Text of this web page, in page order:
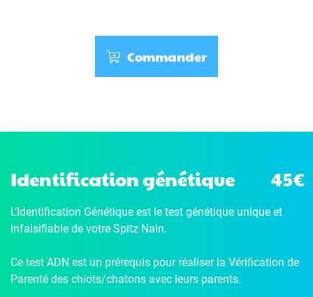
Poil Bouclé ou OnduléEn savoir plus
En savoir plus
Commander
Identification génétique 45€
L’Identification Génétique est le test génétique unique et
infalsifiable de votre Spitz Nain.
Ce test ADN est un prérequis pour réaliser la Vérification de
Parenté des chiots/chatons avec leurs parents.